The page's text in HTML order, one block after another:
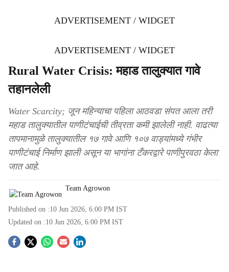
ADVERTISEMENT / WIDGET
ADVERTISEMENT / WIDGET
Rural Water Crisis: महाड तालुक्यात गावे
तहानलेली
Water Scarcity; जून महिन्याचा पहिला आठवडा संपत आला तरी
महाड तालुक्यातील पाणीटंचाईची तीव्रता कमी झालेली नाही. वाढत्या
तापमानामुळे तालुक्यातील १७ गावे आणि १०७ वाड्यांमध्ये गंभीर
पाणीटंचाई निर्माण झाली असून या भागांना टँकरद्वारे पाणीपुरवठा केला
जात आहे.
Team Agrowon
Published on :10 Jun 2026, 6:00 PM IST
Updated on :10 Jun 2026, 6:00 PM IST
S